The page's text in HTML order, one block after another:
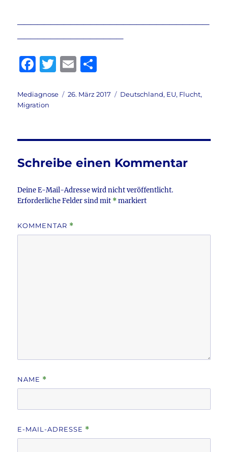
F
c
e
o
o
T
it
E
ai le
Autor
Mediagnose
Veröffentlicht
26. März 2017 Kategorien
Deutschland, EU, Flucht,
Migration
Schreibe einen Kommentar
Deine E-Mail-Adresse wird nicht veröffentlicht.
Erforderliche Felder sind mit *markiert
KOMMENTAR *
NAME *
E-MAIL-ADRESSE *